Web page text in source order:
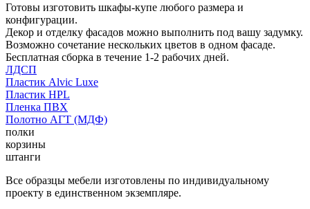
Готовы изготовить шкафы-купе любого размера и
конфигурации.
Декор и отделку фасадов можно выполнить под вашу задумку.
Возможно сочетание нескольких цветов в одном фасаде.
Бесплатная сборка в течение 1-2 рабочих дней.
ЛДСП
Пластик Alvic Luxe
Пластик HPL
Пленка ПВХ
Полотно АГТ (МДФ)
полки
корзины
штанги
Все образцы мебели изготовлены по индивидуальному
проекту в единственном экземпляре.